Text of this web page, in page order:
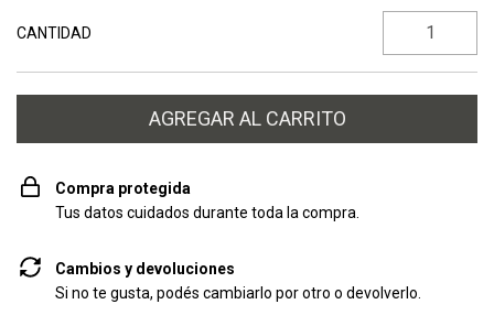
CANTIDAD
Compra protegida
Tus datos cuidados durante toda la compra.
Cambios y devoluciones
Si no te gusta, podés cambiarlo por otro o devolverlo.